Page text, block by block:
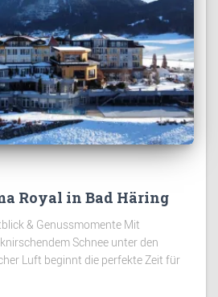
Royal in Bad Häring
& Genussmomente Mit
Schnee unter den
Luft beginnt die perfekte Zeit für